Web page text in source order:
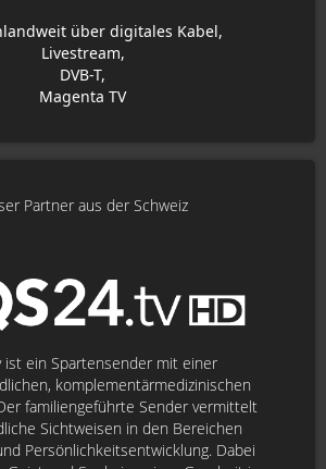
über digitales Kabel,
Livestream,
DVB-T,
Magenta TV
Partner aus der Schweiz
ist ein Spartensender mit einer
komplementärmedizinischen
familiengeführte Sender vermittelt
Sichtweisen in den Bereichen
Persönlichkeitsentwicklung. Dabei